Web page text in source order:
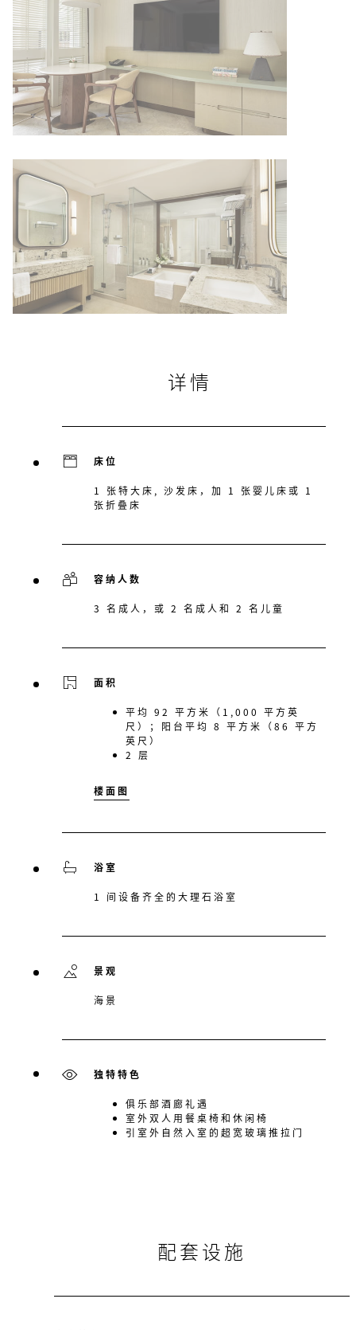
详情
床位
1 张特大床, 沙发床，加 1 张婴儿床或 1
张折叠床
容纳人数
3 名成人，或 2 名成人和 2 名儿童
面积
平均 92 平方米（1,000 平方英
尺）；阳台平均 8 平方米（86 平方
英尺）
2 层
楼面图
浴室
1 间设备齐全的大理石浴室
景观
海景
独特特色
俱乐部酒廊礼遇
室外双人用餐桌椅和休闲椅
引室外自然入室的超宽玻璃推拉门
配套设施